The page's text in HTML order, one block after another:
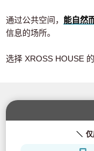
通过公共空间， 能自然
信息的场所。
选择 XROSS HOUSE
仅